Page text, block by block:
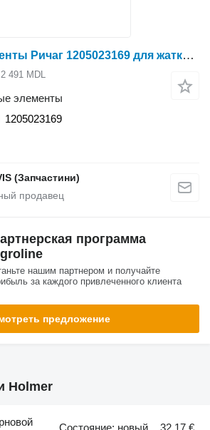
Крепежные элементы Ричаг 1205023169 для жатки зерновой Holmer
491 MDL
элементы
1205023169
(Запчастини)
программа
нашим партнером и получайте
за каждого привлеченного клиента
предложение
Holmer